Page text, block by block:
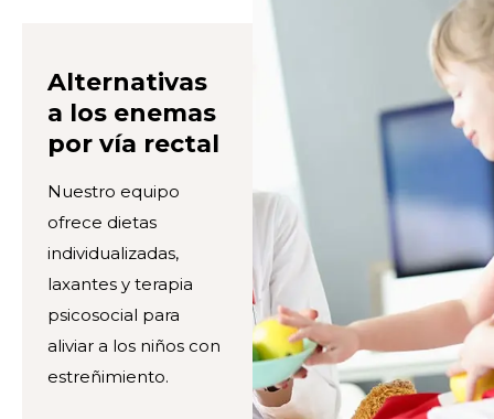
Alternativas
a los enemas
por vía rectal
Nuestro equipo
ofrece dietas
individualizadas,
laxantes y terapia
psicosocial para
aliviar a los niños con
estreñimiento.